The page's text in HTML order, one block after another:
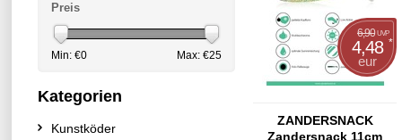
6,90 UVP
4,48 *
eur
ZANDERSNACK
Zandersnack 11cm
Preis
Min: €0 Max: €25
Kategorien
Kunstköder